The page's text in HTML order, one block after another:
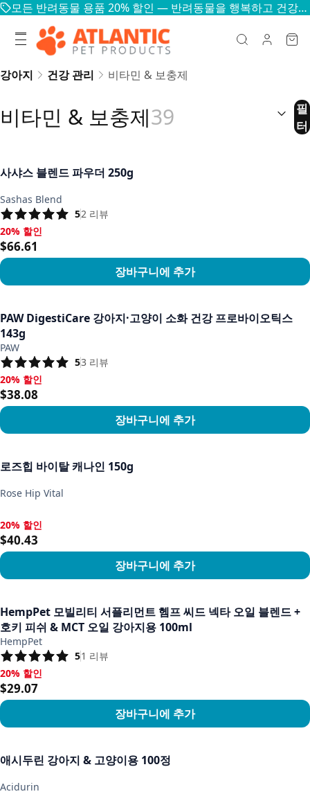
모든 반려동물 용품 20% 할인 — 반려동물을 행복하고 건강하게
강아지 건강 관리 비타민 & 보충제
비타민 & 보충제39 (선
필
터
사샤스 블렌드 파우더 250g
Sashas Blend
52 리뷰
20% 할인, $66.61
20% 할인
$66.61
장바구니에 추가
PAW DigestiCare 강아지·고양이 소화 건강 프로바이오틱스
143g
PAW
53 리뷰
20% 할인, $38.08
20% 할인
$38.08
장바구니에 추가
로즈힙 바이탈 캐나인 150g
Rose Hip Vital
20% 할인, $40.43
20% 할인
$40.43
장바구니에 추가
HempPet 모빌리티 서플리먼트 헴프 씨드 넥타 오일 블렌드 +
호키 피쉬 & MCT 오일 강아지용 100ml
HempPet
51 리뷰
20% 할인, $29.07
20% 할인
$29.07
장바구니에 추가
애시두린 강아지 & 고양이용 100정
Acidurin